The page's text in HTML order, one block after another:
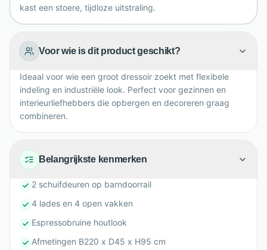
kast een stoere, tijdloze uitstraling.
Voor wie is dit product geschikt?
Ideaal voor wie een groot dressoir zoekt met flexibele
indeling en industriële look. Perfect voor gezinnen en
interieurliefhebbers die opbergen en decoreren graag
combineren.
Belangrijkste kenmerken
2 schuifdeuren op barndoorrail
4 lades en 4 open vakken
Espressobruine houtlook
Afmetingen B220 x D45 x H95 cm